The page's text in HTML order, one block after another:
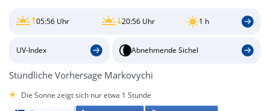
05:56 Uhr 20:56 Uhr 1 h
UV-Index Abnehmende Sichel
Stündliche Vorhersage Markovychi
Die Sonne zeigt sich nur etwa 1 Stunde